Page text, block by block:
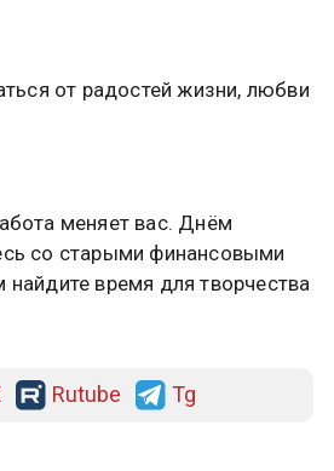
от радостей жизни, любви
меняет вас. Днём
со старыми финансовыми
время для творчества
Rutube Tg